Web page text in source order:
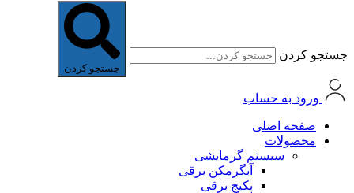
جستجو کردن
جستجو کردن
ورود به حساب
صفحه اصلی
محصولات
سیستم گرمایشی
آبگرمکن برقی
پکیج برقی